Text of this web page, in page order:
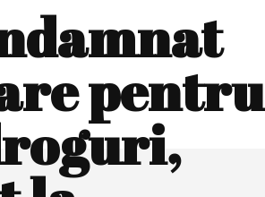
pentru